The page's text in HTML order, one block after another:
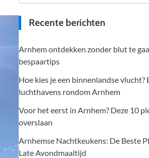
Recente berichten
Arnhem ontdekken zonder blut te
bespaartips
Hoe kies je een binnenlandse vlucht?
luchthavens rondom Arnhem
Voor het eerst in Arnhem? Deze 10
overslaan
Arnhemse Nachtkeukens: De Beste
Late Avondmaaltijd